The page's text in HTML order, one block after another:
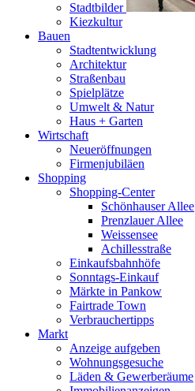
Stadtbilder
Kiezkultur
Bauen
Stadtentwicklung
Architektur
Straßenbau
Spielplätze
Umwelt & Natur
Haus + Garten
Wirtschaft
Neueröffnungen
Firmenjubiläen
Shopping
Shopping-Center
Schönhauser Allee
Prenzlauer Allee
Weissensee
Achillesstraße
Einkaufsbahnhöfe
Sonntags-Einkauf
Märkte in Pankow
Fairtrade Town
Verbrauchertipps
Markt
Anzeige aufgeben
Wohnungsgesuche
Läden & Gewerberäume